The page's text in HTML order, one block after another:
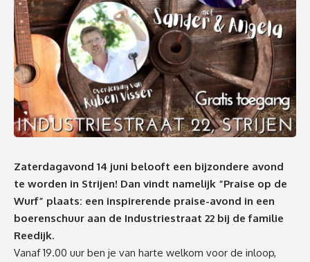
Zaterdagavond 14 juni belooft een bijzondere avond
te worden in Strijen! Dan vindt namelijk “Praise op de
Wurf” plaats: een inspirerende praise-avond in een
boerenschuur aan de Industriestraat 22 bij de familie
Reedijk.
Vanaf 19.00 uur ben je van harte welkom voor de inloop,